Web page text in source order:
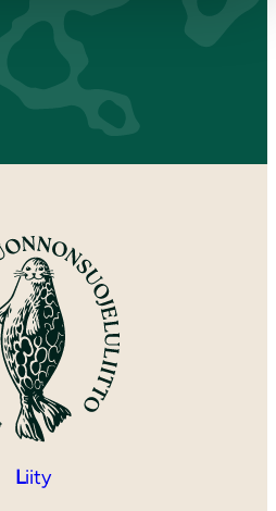
Liity